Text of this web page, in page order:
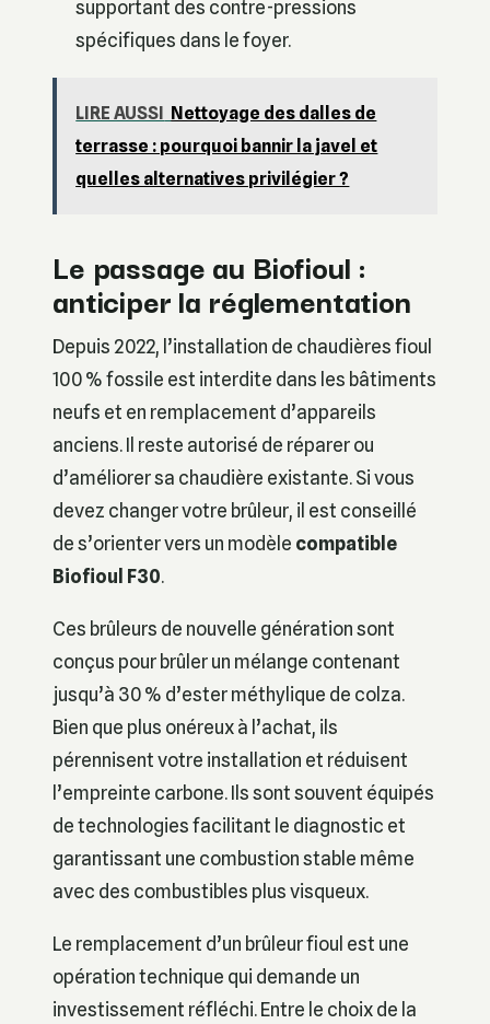
supportant des contre-pressions
spécifiques dans le foyer.
LIRE AUSSI
Nettoyage des dalles de
terrasse : pourquoi bannir la javel et
quelles alternatives privilégier ?
Le passage au Biofioul :
anticiper la réglementation
Depuis 2022, l’installation de chaudières fioul
100 % fossile est interdite dans les bâtiments
neufs et en remplacement d’appareils
anciens. Il reste autorisé de réparer ou
d’améliorer sa chaudière existante. Si vous
devez changer votre brûleur, il est conseillé
de s’orienter vers un modèle compatible
Biofioul F30.
Ces brûleurs de nouvelle génération sont
conçus pour brûler un mélange contenant
jusqu’à 30 % d’ester méthylique de colza.
Bien que plus onéreux à l’achat, ils
pérennisent votre installation et réduisent
l’empreinte carbone. Ils sont souvent équipés
de technologies facilitant le diagnostic et
garantissant une combustion stable même
avec des combustibles plus visqueux.
Le remplacement d’un brûleur fioul est une
opération technique qui demande un
investissement réfléchi. Entre le choix de la